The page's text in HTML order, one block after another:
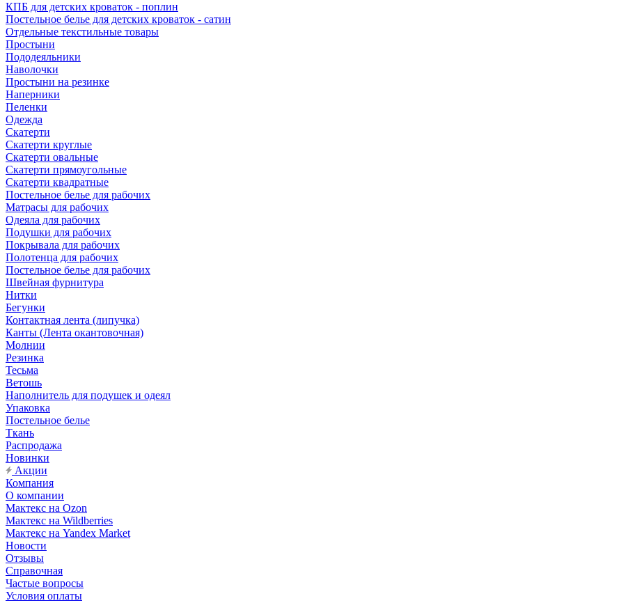
КПБ для детских кроваток - поплин
Постельное белье для детских кроваток - сатин
Отдельные текстильные товары
Простыни
Пододеяльники
Наволочки
Простыни на резинке
Наперники
Пеленки
Одежда
Скатерти
Скатерти круглые
Скатерти овальные
Скатерти прямоугольные
Скатерти квадратные
Постельное белье для рабочих
Матрасы для рабочих
Одеяла для рабочих
Подушки для рабочих
Покрывала для рабочих
Полотенца для рабочих
Постельное белье для рабочих
Швейная фурнитура
Нитки
Бегунки
Контактная лента (липучка)
Канты (Лента окантовочная)
Молнии
Резинка
Тесьма
Ветошь
Наполнитель для подушек и одеял
Упаковка
Постельное белье
Ткань
Распродажа
Новинки
Акции
Компания
О компании
Мактекс на Ozon
Мактекс на Wildberries
Мактекс на Yandex Market
Новости
Отзывы
Справочная
Частые вопросы
Условия оплаты